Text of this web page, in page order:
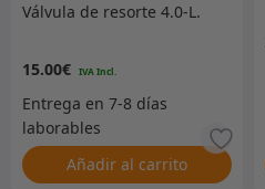
Válvula de resorte 4.0-L.
15.00€
Añadir al carrito